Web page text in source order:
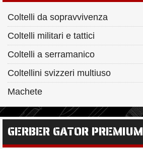
Coltelli da sopravvivenza
Coltelli militari e tattici
Coltelli a serramanico
Coltellini svizzeri multiuso
Machete
GERBER GATOR PREMIUM